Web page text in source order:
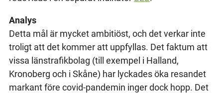
Analys
Detta mål är mycket ambitiöst, och det verkar inte
troligt att det kommer att uppfyllas. Det faktum att
vissa länstrafikbolag (till exempel i Halland,
Kronoberg och i Skåne) har lyckades öka resandet
markant före covid-pandemin inger dock hopp. Det